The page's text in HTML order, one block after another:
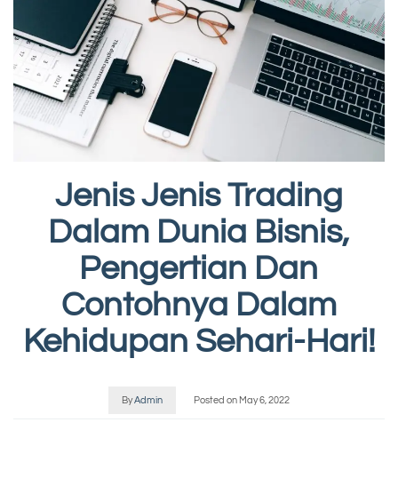
Jenis Jenis Trading
Dalam Dunia Bisnis,
Pengertian Dan
Contohnya Dalam
Kehidupan Sehari-Hari!
ByAdmin Posted on May 6, 2022